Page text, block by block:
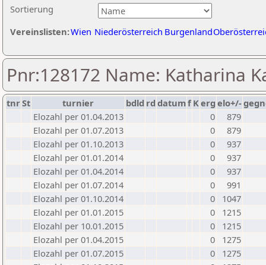
Sortierung
Vereinslisten:Wien Niederösterreich Burgenland
Pnr:128172 Name: Katharina
tnrSt turnier bdld rd datumf Kerg elo+/-
Elozahl per 01.04.2013
0
879
Elozahl per 01.07.2013
0
879
Elozahl per 01.10.2013
0
937
Elozahl per 01.01.2014
0
937
Elozahl per 01.04.2014
0
937
Elozahl per 01.07.2014
0
991
Elozahl per 01.10.2014
0
1047
Elozahl per 01.01.2015
0
1215
Elozahl per 10.01.2015
0
1215
Elozahl per 01.04.2015
0
1275
Elozahl per 01.07.2015
0
1275